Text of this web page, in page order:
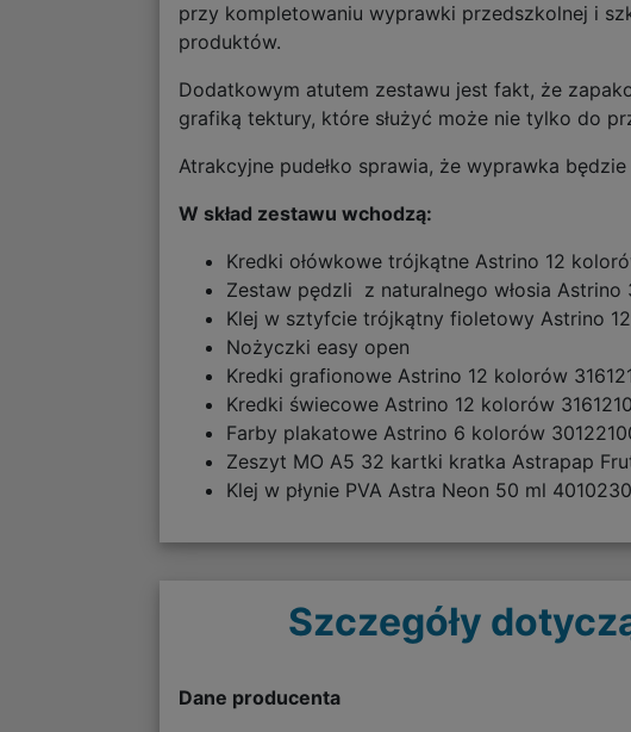
przy kompletowaniu wyprawki przedszkolnej i
produktów.
Dodatkowym atutem zestawu jest fakt, że
grafiką tektury, które służyć może nie tylko do
Atrakcyjne pudełko sprawia, że wyprawka
W skład zestawu wchodzą:
Kredki ołówkowe trójkątne Astrino 12
Zestaw pędzli z naturalnego włosia
Klej w sztyfcie trójkątny fioletowy Astrino
Nożyczki easy open
Kredki grafionowe Astrino 12 kolorów
Kredki świecowe Astrino 12 kolorów
Farby plakatowe Astrino 6 kolorów
Zeszyt MO A5 32 kartki kratka Astrapap
Klej w płynie PVA Astra Neon 50 ml
Szczegóły
Dane producenta